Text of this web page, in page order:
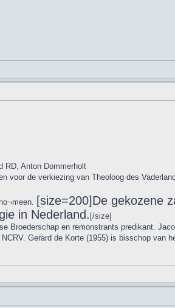
RD, Anton Dommerholt
voor de verkiezing van Theoloog des
[size=200]De gekozene
in Nederland. [/size]
Broederschap en remonstrants predikant.
Gerard de Korte (1955) is bisschop van